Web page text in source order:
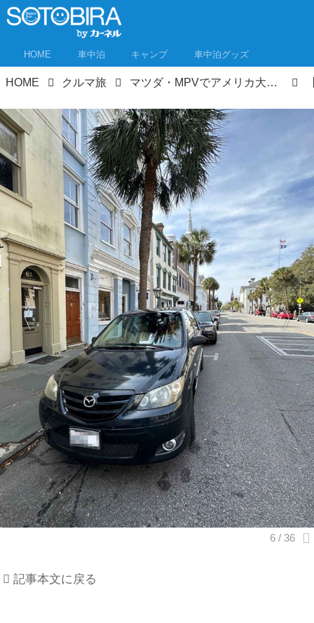
HOME 車中泊 キャンプ 車中泊グッズ
HOME クルマ旅 マツダ・MPVでアメリカ大陸横断ロードトリップ⑩ 美しい街並みのチャールストン～アトランタを散策
記事本文に戻る